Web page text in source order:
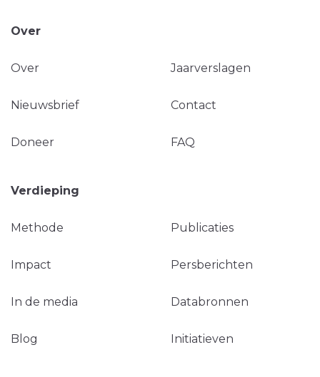
Over
Over Jaarverslagen
Nieuwsbrief Contact
Doneer FAQ
Verdieping
Methode Publicaties
Impact Persberichten
In de media Databronnen
Blog Initiatieven